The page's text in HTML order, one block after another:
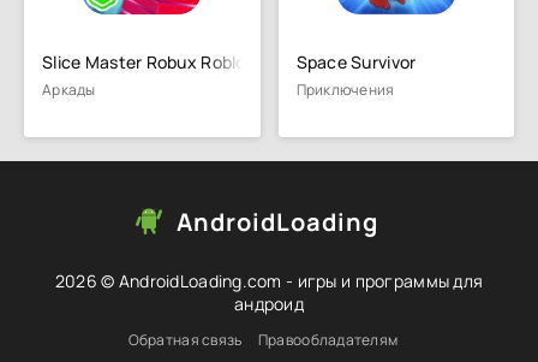
Slice Master Robux Roblominer
Аркады
Space Survivor
Приключения
AndroidLoading
2026 © AndroidLoading.com - игры и программы для
андроид
Обратная связь Правообладателям